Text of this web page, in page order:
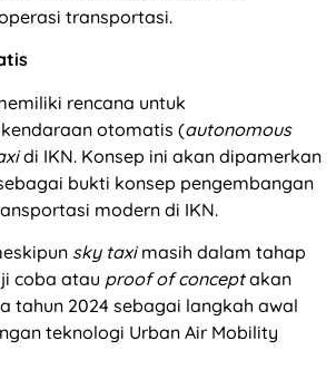
transportasi.
rencana untuk
otomatis (autonomous
di IKN. Konsep ini akan dipamerkan
bukti konsep pengembangan
modern di IKN.
sky taximasih dalam tahap
coba atau proof of conceptakan
tahun 2024 sebagai langkah awal
teknologi Urban Air Mobility